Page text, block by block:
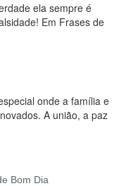
ela sempre é
Em Frases de
onde a família e
A união, a paz
Bom Dia